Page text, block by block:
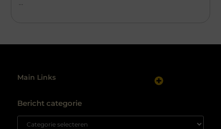
Main Links
Bericht categorie